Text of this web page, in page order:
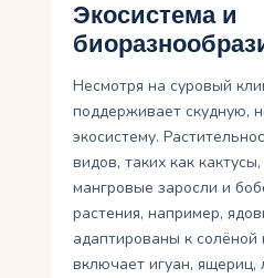
Экосистема и
Несмотря на суровый
поддерживает скудную,
экосистему.
видов, таких как
мангровые заросли и
растения, например,
адаптированы к
включает игуан,